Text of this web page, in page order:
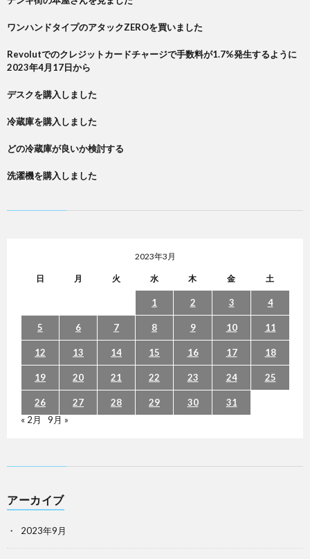
ワンハンドタイプのアタックZEROを買いました
Revolutでのクレジットカードチャージで手数料が1.7%発生するように
2023年4月17日から
デスクを購入しました
冷蔵庫を購入しました
どの冷蔵庫が良いか検討する
洗濯機を購入しました
2023年3月
日 月 火 水 木 金 土
1 2 3 4
5 6 7 8 9 10 11
12 13 14 15 16 17 18
19 20 21 22 23 24 25
26 27 28 29 30
31
« 2月
9月 »
アーカイブ
2023年9月